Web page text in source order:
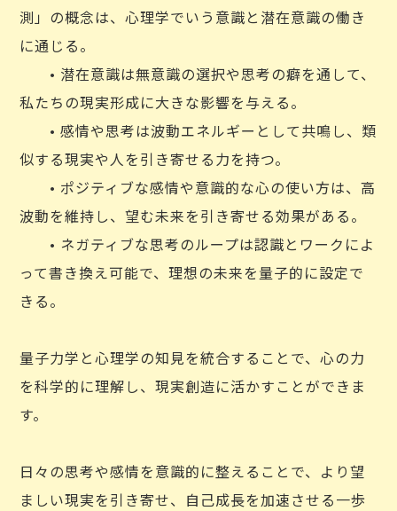
測」の概念は、心理学でいう意識と潜在意識の働き
に通じる。
• 潜在意識は無意識の選択や思考の癖を通して、
私たちの現実形成に大きな影響を与える。
• 感情や思考は波動エネルギーとして共鳴し、類
似する現実や人を引き寄せる力を持つ。
• ポジティブな感情や意識的な心の使い方は、高
波動を維持し、望む未来を引き寄せる効果がある。
• ネガティブな思考のループは認識とワークによ
って書き換え可能で、理想の未来を量子的に設定で
きる。
量子力学と心理学の知見を統合することで、心の力
を科学的に理解し、現実創造に活かすことができま
す。
日々の思考や感情を意識的に整えることで、より望
ましい現実を引き寄せ、自己成長を加速させる一歩